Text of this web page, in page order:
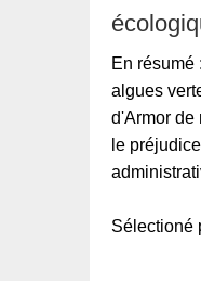
En résumé
algues
d'Armor de
le
Sélectioné